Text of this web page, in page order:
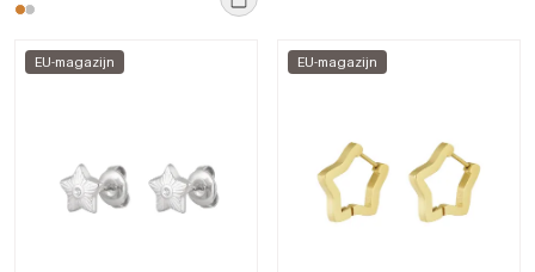
EU-magazijn EU-magazijn